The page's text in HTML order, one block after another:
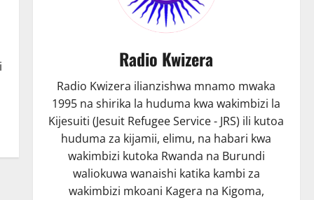
Radio Kwizera
Radio Kwizera ilianzishwa mnamo mwaka
1995 na shirika la huduma kwa wakimbizi la
Kijesuiti (Jesuit Refugee Service - JRS) ili kutoa
huduma za kijamii, elimu, na habari kwa
wakimbizi kutoka Rwanda na Burundi
waliokuwa wanaishi katika kambi za
wakimbizi mkoani Kagera na Kigoma,